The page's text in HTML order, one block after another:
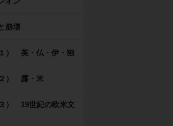
崩壊
） 英・仏・伊・独
２） 露・米
） 19世紀の欧米文